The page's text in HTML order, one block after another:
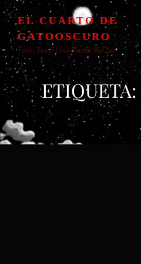
EL CUARTO DE
GATOOSCURO
Todo Tiene Una Razón De Ser
ETIQUETA: